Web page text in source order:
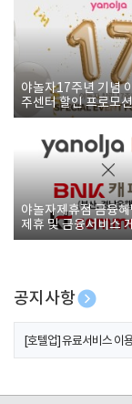
야놀자17주년 기념
주센터 할인 프로모
야놀자제휴점 금융
제휴 및 금융서비스
공지사항
[호텔업] 개인정보 처리방
[호텔업] 유료서비스 이